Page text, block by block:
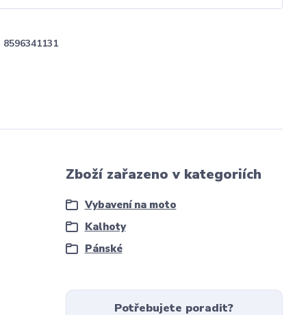
8596341131
Zboží zařazeno v kategoriích
Vybavení na moto
Kalhoty
Pánské
Potřebujete poradit?